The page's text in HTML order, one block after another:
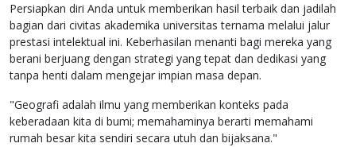
Persiapkan diri Anda untuk memberikan hasil terbaik dan jadilah
bagian dari civitas akademika universitas ternama melalui jalur
prestasi intelektual ini. Keberhasilan menanti bagi mereka yang
berani berjuang dengan strategi yang tepat dan dedikasi yang
tanpa henti dalam mengejar impian masa depan.
"Geografi adalah ilmu yang memberikan konteks pada
keberadaan kita di bumi; memahaminya berarti memahami
rumah besar kita sendiri secara utuh dan bijaksana."